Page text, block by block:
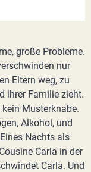
große Probleme.
nur
Eltern weg, zu
ihrer Familie zieht.
Musterknabe.
Alkohol, und
Nachts als
Carla in der
Carla. Und